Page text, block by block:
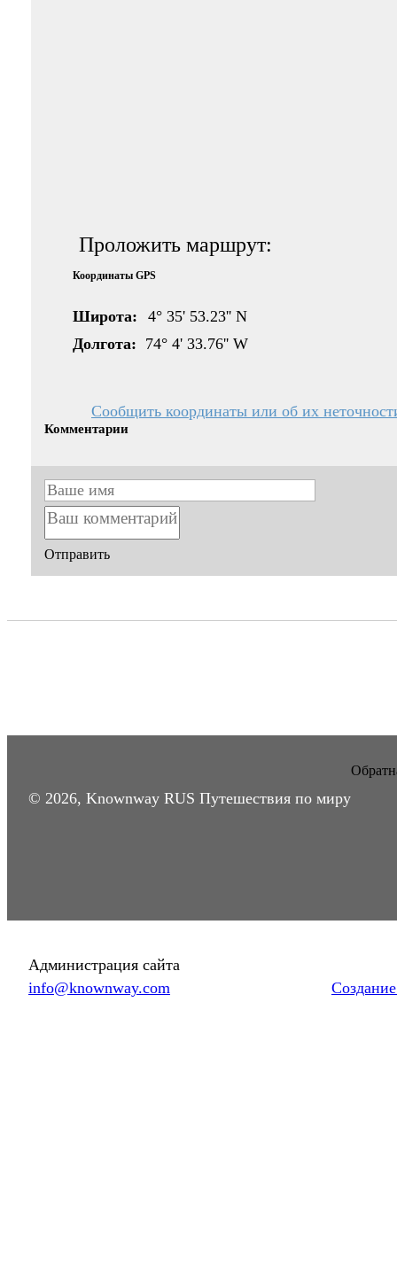
Проложить маршрут:
Координаты GPS
Широта:
4° 35' 53.23'' N
Долгота: 74° 4' 33.76'' W
Сообщить координаты или об их
Комментарии
Отправить
© 2026, Knownway RUS Путешествия по миру
Администрация сайта
info@knownway.com